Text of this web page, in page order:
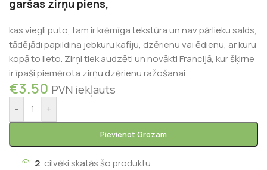
garšas zirņu piens,
kas viegli puto, tam ir krēmīga tekstūra un nav pārlieku salds,
tādējādi papildina jebkuru kafiju, dzērienu vai ēdienu, ar kuru
kopā to lieto. Zirņi tiek audzēti un novākti Francijā, kur šķirne
ir īpaši piemērota zirņu dzērienu ražošanai.
€3.50 PVN iekļauts
- +
Pievienot Grozam
2 cilvēki skatās šo produktu